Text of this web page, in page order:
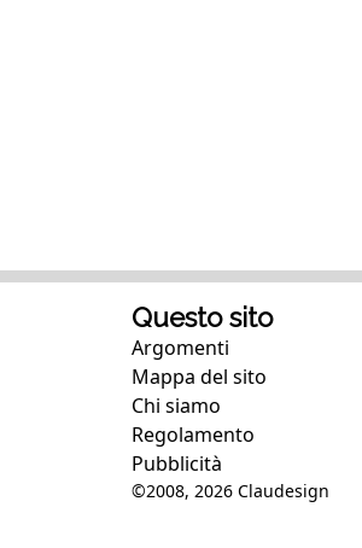
Questo sito
Argomenti
Mappa del sito
Chi siamo
Regolamento
Pubblicità
©2008, 2026 Claudesign